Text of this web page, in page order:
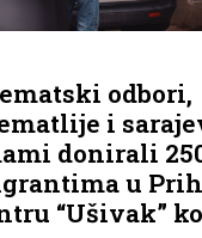
odbori,
i
donirali
u
“Ušivak”